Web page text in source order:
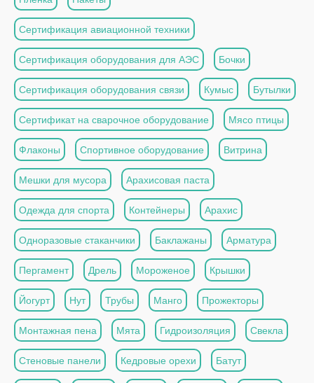
Сертификация авиационной техники
Сертификация оборудования для АЭС Бочки
Сертификация оборудования связи Кумыс Бутылки
Сертификат на сварочное оборудование Мясо птицы
Флаконы Спортивное оборудование Витрина
Мешки для мусора Арахисовая паста
Одежда для спорта Контейнеры Арахис
Одноразовые стаканчики Баклажаны Арматура
Пергамент Дрель Мороженое Крышки
Йогурт Нут Трубы Манго Прожекторы
Монтажная пена Мята Гидроизоляция Свекла
Стеновые панели Кедровые орехи Батут